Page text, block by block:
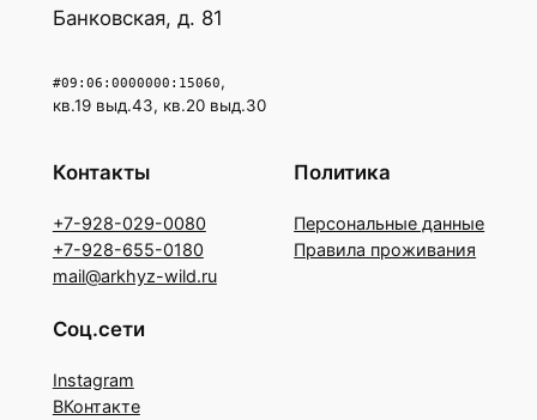
Банковская, д. 81
#09:06:0000000:15060,
кв.19 выд.43, кв.20 выд.30
Контакты
+7-928-029-0080
+7-928-655-0180
mail@arkhyz-wild.ru
Политика
Персональные данные
Правила проживания
Соц.сети
Instagram
ВКонтакте